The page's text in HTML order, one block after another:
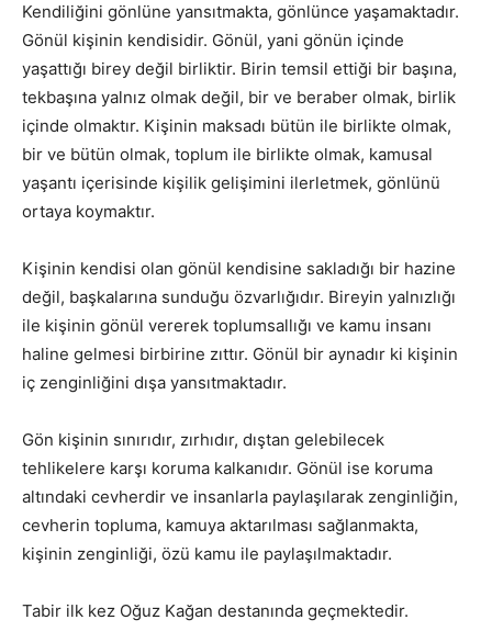
Kendiliğini gönlüne yansıtmakta, gönlünce yaşamaktadır.
Gönül kişinin kendisidir. Gönül, yani gönün içinde
yaşattığı birey değil birliktir. Birin temsil ettiği bir başına,
tekbaşına yalnız olmak değil, bir ve beraber olmak, birlik
içinde olmaktır. Kişinin maksadı bütün ile birlikte olmak,
bir ve bütün olmak, toplum ile birlikte olmak, kamusal
yaşantı içerisinde kişilik gelişimini ilerletmek, gönlünü
ortaya koymaktır.
Kişinin kendisi olan gönül kendisine sakladığı bir hazine
değil, başkalarına sunduğu özvarlığıdır. Bireyin yalnızlığı
ile kişinin gönül vererek toplumsallığı ve kamu insanı
haline gelmesi birbirine zıttır. Gönül bir aynadır ki kişinin
iç zenginliğini dışa yansıtmaktadır.
Gön kişinin sınırıdır, zırhıdır, dıştan gelebilecek
tehlikelere karşı koruma kalkanıdır. Gönül ise koruma
altındaki cevherdir ve insanlarla paylaşılarak zenginliğin,
cevherin topluma, kamuya aktarılması sağlanmakta,
kişinin zenginliği, özü kamu ile paylaşılmaktadır.
Tabir ilk kez Oğuz Kağan destanında geçmektedir.